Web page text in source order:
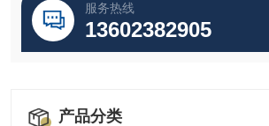
服务热线
13602382905
产品分类